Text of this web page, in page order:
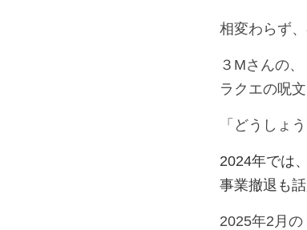
相変わらず
３Mさんの
ラクエの呪
「どうしょ
2024年では
事業撤退も
2025年2月